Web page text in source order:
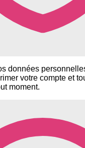
données
votre compte et
moment.